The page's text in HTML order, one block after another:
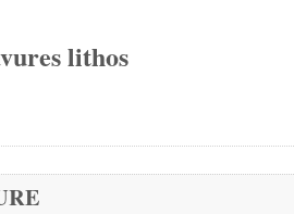
lithos